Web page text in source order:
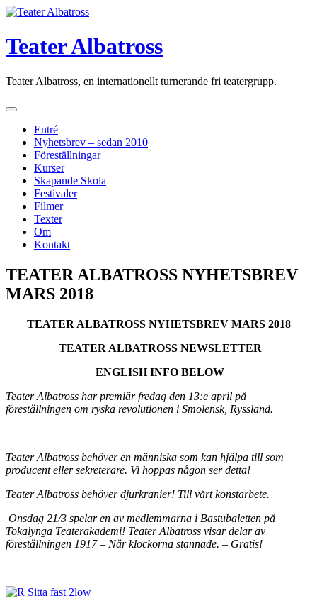
Skip
content
Teater Albatross
Teater Albatross, en internationellt turnerande fri teatergrupp.
Entré
Nyhetsbrev – sedan 2010
Föreställningar
Kurser
Skapande Skola
Festivaler
Filmer
Texter
Om
Kontakt
TEATER ALBATROSS NYHETSBREV
MARS 2018
TEATER ALBATROSS NYHETSBREV MARS 2018
TEATER ALBATROSS NEWSLETTER
ENGLISH INFO BELOW
Teater Albatross har premiär fredag den 13:e april på
föreställningen om ryska revolutionen i Smolensk, Ryssland.
Teater Albatross behöver en människa som kan hjälpa till som
producent eller sekreterare. Vi hoppas någon ser detta!
Teater Albatross behöver djurkranier! Till vårt konstarbete.
Onsdag 21/3 spelar en av medlemmarna i Bastubaletten på
Tokalynga Teaterakademi! Teater Albatross visar delar av
föreställningen 1917 – När klockorna stannade. – Gratis!